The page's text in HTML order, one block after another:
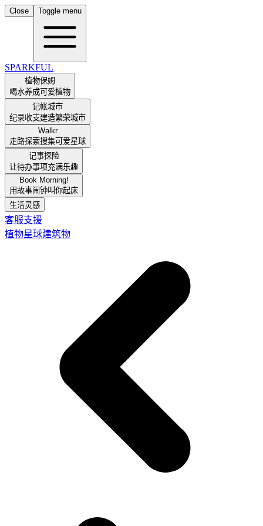
Close Toggle menu
SPARKFUL
植物保姆
喝水养成可爱植物
记帐城市
纪录收支建造繁荣城市
Walkr
走路探索搜集可爱星球
记事探险
让待办事项充满乐趣
Book Morning!
用故事闹钟叫你起床
生活灵感
客服支援
植物星球建筑物